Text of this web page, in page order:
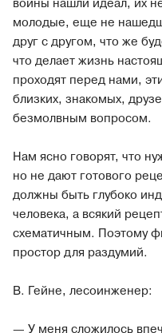
войны нашли идеал, их
молодые, еще не
друг с другом, что же
что делает жизнь
проходят перед нами,
близких, знакомых,
безмолвным вопросом.
Нам ясно говорят, что
но не дают готового
должны быть глубоко
человека, а всякий
схематичным. Поэтому
простор для раздумий.
В. Гейне, лесоинженер:
— У меня сложилось